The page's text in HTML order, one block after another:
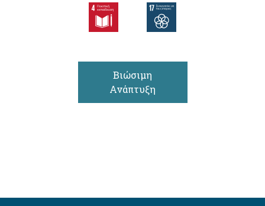
Βιώσιμη
Ανάπτυξη